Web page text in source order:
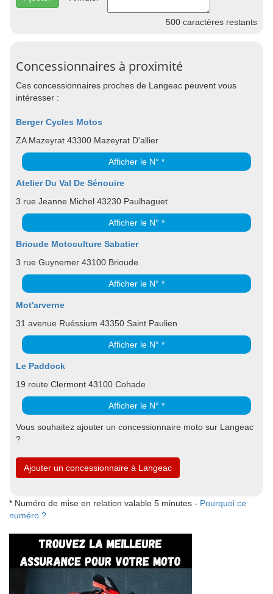
500 caractères restants
Concessionnaires à proximité
Ces concessionnaires proches de Langeac peuvent vous
intéresser :
Berger Cycles Motos
ZA Mazeyrat 43300 Mazeyrat D'allier
Afficher le N° *
Atelier Du Val De Sénouire
3 rue Jeanne Michel 43230 Paulhaguet
Afficher le N° *
Brioude Motoculture Sabatier
3 rue Guynemer 43100 Brioude
Afficher le N° *
Mot'arverne
31 avenue Ruéssium 43350 Saint Paulien
Afficher le N° *
Le Paddock
19 route Clermont 43100 Cohade
Afficher le N° *
Vous souhaitez ajouter un concessionnaire moto sur Langeac
?
Ajouter un concessionnaire à Langeac
* Numéro de mise en relation valable 5 minutes - Pourquoi ce
numéro ?